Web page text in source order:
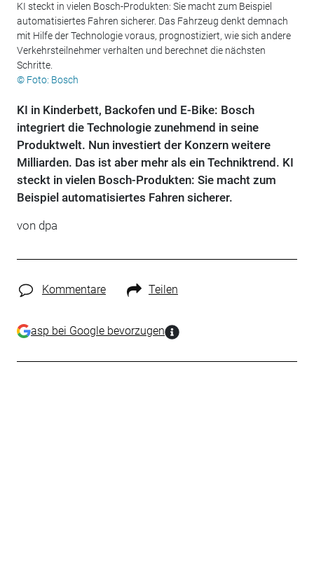
KI steckt in vielen Bosch-Produkten: Sie macht zum Beispiel
automatisiertes Fahren sicherer. Das Fahrzeug denkt demnach
mit Hilfe der Technologie voraus, prognostiziert, wie sich andere
Verkehrsteilnehmer verhalten und berechnet die nächsten
Schritte.
© Foto: Bosch
KI in Kinderbett, Backofen und E-Bike: Bosch
integriert die Technologie zunehmend in seine
Produktwelt. Nun investiert der Konzern weitere
Milliarden. Das ist aber mehr als ein Techniktrend. KI
steckt in vielen Bosch-Produkten: Sie macht zum
Beispiel automatisiertes Fahren sicherer.
von dpa
Kommentare Teilen
asp bei Google bevorzugen